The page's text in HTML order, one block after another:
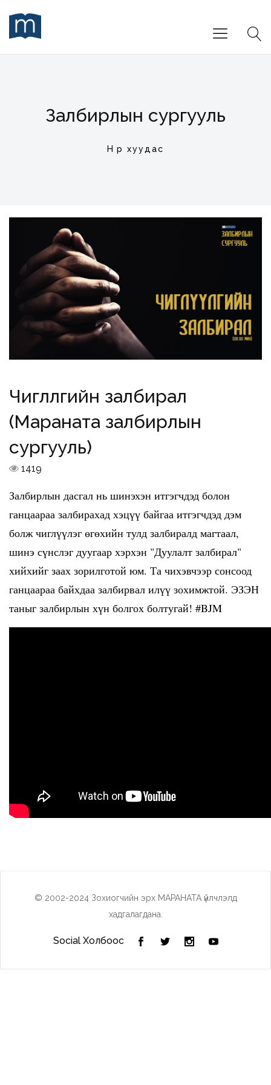
Залбирлын сургууль
Нүүр хуудас
Чиглүүлгийн залбирал
(Мараната залбирлын
сургууль)
1419
Залбирлын дасгал нь шинэхэн итгэгчдэд болон
ганцаараа залбирахад хэцүү байгаа итгэгчдэд дэм
болж чиглүүлэг өгөхийн тулд залбиралд магтаал,
шинэ сүнслэг дуугаар хэрхэн "Дуулалт залбирал"
хийхийг заах зорилготой юм. Та чихэвчээр сонсоод
ганцаараа байхдаа залбирвал илүү зохимжтой. ЭЗЭН
таныг залбирлын хүн болгох болтугай! #BJM
© 2002-2024 Зохиогчийн эрх МАРАНАТА үйлчлэлд
хадгалагдана.
Social Холбоос